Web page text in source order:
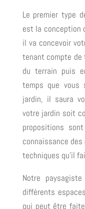
Le premier type
est la conception
il va concevoir
tenant compte
du terrain puis
temps que vous
jardin, il saura
votre jardin soit
propositions
connaissance
techniques qu’il
Notre
différents
qui peut être